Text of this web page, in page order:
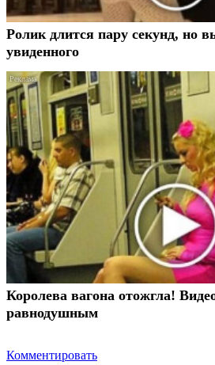
Ролик длится пару секунд, но
увиденного
Королева вагона отожгла!
равнодушным
Комментировать